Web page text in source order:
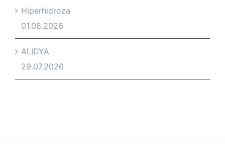
Hiperhidroza
01.08.2026
ALIDYA
29.07.2026